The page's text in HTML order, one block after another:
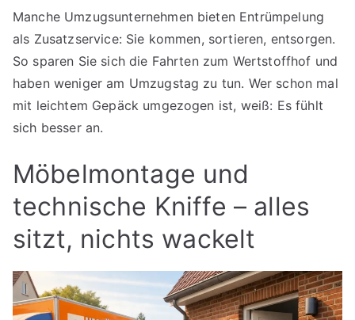
Manche Umzugsunternehmen bieten Entrümpelung
als Zusatzservice: Sie kommen, sortieren, entsorgen.
So sparen Sie sich die Fahrten zum Wertstoffhof und
haben weniger am Umzugstag zu tun. Wer schon mal
mit leichtem Gepäck umgezogen ist, weiß: Es fühlt
sich besser an.
Möbelmontage und
technische Kniffe – alles
sitzt, nichts wackelt